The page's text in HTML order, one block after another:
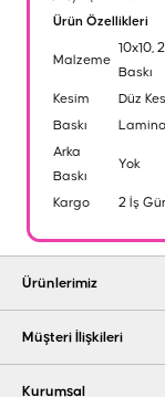
Ürün Özellikleri
Malzeme
10x10,
Baskı
Kesim
Düz
Baskı
Arka
Baskı
Yok
Kargo 2 İş
Ürünlerimiz
Müşteri İlişkileri
Kurumsal